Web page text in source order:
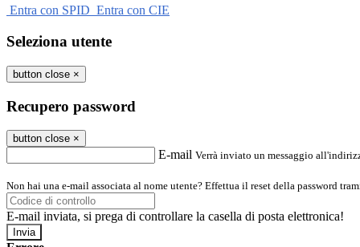
Entra con SPID Entra con CIE
Seleziona utente
button close ×
Recupero password
button close ×
E-mail Verrà inviato un messaggio
Non hai una e-mail associata al nome utente? Effettua il reset della password
E-mail inviata, si prega di controllare la casella di posta elettronica!